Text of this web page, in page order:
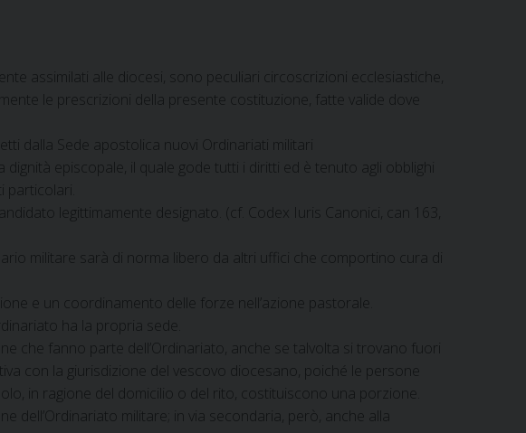
assimilati alle diocesi, sono peculiari circoscrizioni ecclesiastiche,
le prescrizioni della presente costituzione, fatte valide dove
dalla Sede apostolica nuovi Ordinariati militari
episcopale, il quale gode tutti i diritti ed è tenuto agli obblighi
legittimamente designato. (cf. Codex Iuris Canonici, can 163,
militare sarà di norma libero da altri uffici che comportino cura di
e un coordinamento delle forze nell’azione pastorale.
ha la propria sede.
che fanno parte dell’Ordinariato, anche se talvolta si trovano fuori
con la giurisdizione del vescovo diocesano, poiché le persone
in ragione del domicilio o del rito, costituiscono una porzione.
dell’Ordinariato militare; in via secondaria, però, anche alla